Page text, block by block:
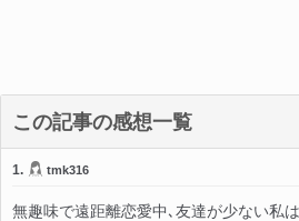
この記事の感想一覧
1. tmk316
無趣味で遠距離恋愛中､友達が少ない私